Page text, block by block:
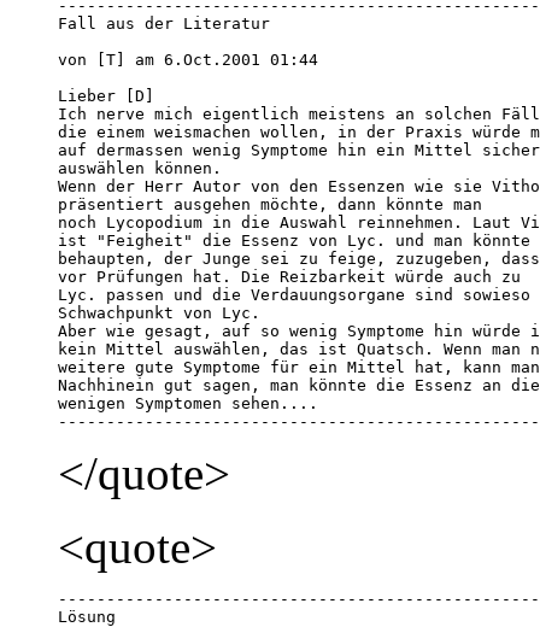
Fall aus der Literatur
von [T] am 6.Oct.2001 01:44
Lieber [D]
Ich nerve mich eigentlich meistens an solchen
die einem weismachen wollen, in der Praxis würde
auf dermassen wenig Symptome hin ein Mittel
auswählen können.
Wenn der Herr Autor von den Essenzen wie sie
präsentiert ausgehen möchte, dann könnte man
noch Lycopodium in die Auswahl reinnehmen. Laut
ist "Feigheit" die Essenz von Lyc. und man
behaupten, der Junge sei zu feige, zuzugeben,
vor Prüfungen hat. Die Reizbarkeit würde auch zu
Lyc. passen und die Verdauungsorgane sind
Schwachpunkt von Lyc.
Aber wie gesagt, auf so wenig Symptome hin würde
kein Mittel auswählen, das ist Quatsch. Wenn man
weitere gute Symptome für ein Mittel hat, kann
Nachhinein gut sagen, man könnte die Essenz an
wenigen Symptomen sehen....
</quote>
<quote>
Lösung